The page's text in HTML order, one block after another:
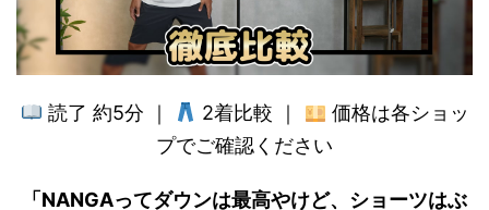
読了 約5分 ｜ 2着比較 ｜
価格は各ショッ
プでご確認ください
「NANGAってダウンは最高やけど、ショーツはぶ